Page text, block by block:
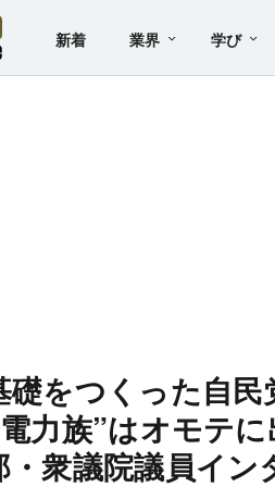
新着 業界 学び
礎をつくった自民
力族”はオモテ
衆議院議員イン